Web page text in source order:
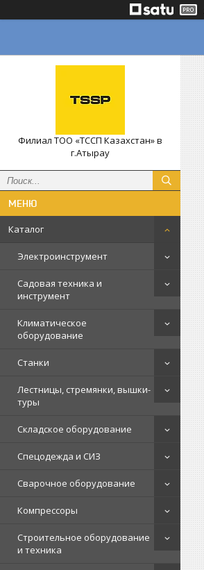
Филиал ТОО «ТССП Казахстан» в
г.Атырау
Каталог
Электроинструмент
Садовая техника и
инструмент
Климатическое
оборудование
Станки
Лестницы, стремянки, вышки-
туры
Складское оборудование
Спецодежда и СИЗ
Сварочное оборудование
Компрессоры
Строительное оборудование
и техника